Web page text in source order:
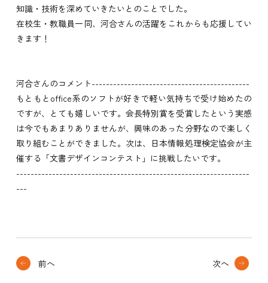
知識・技術を深めていきたいとのことでした。
在校生・教職員一同、河合さんの活躍をこれからも応援してい
きます！
河合さんのコメント--------------------------------------------
もともとoffice系のソフトが好きで軽い気持ちで受け始めたの
ですが、とても嬉しいです。会長特別賞を受賞したという実感
は今でもあまりありませんが、興味のあった分野なので楽しく
取り組むことができました。次は、日本情報処理検定協会が主
催する「文書デザインコンテスト」に挑戦したいです。
-----------------------------------------------------------------
---
前へ 次へ